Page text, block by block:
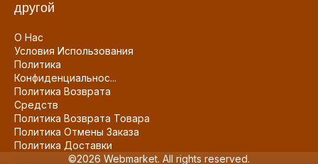
другой
О Нас
Условия Использования
Политика
Конфиденциальнос...
Политика Возврата
Средств
Политика Возврата Товара
Политика Отмены Заказа
Политика Доставки
©2026 Webmarket. All rights reserved.